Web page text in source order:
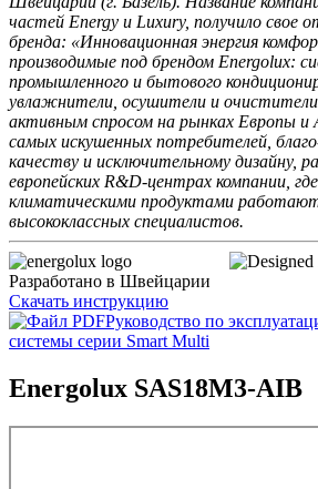
частей Energy и Luxury, получило свое
бренда: «Инновационная энергия
производимые под брендом Energolux:
промышленного и бытового
увлажнители, осушители и очистители
активным спросом на рынках Европы и
самых искушенных потребителей,
качеству и исключительному дизайну,
европейских R&D-центрах компании,
климатическими продуктами
высококлассных специалистов.
Разработано в Швейцарии
Скачать инструкцию
Руководство по
системы серии Smart Multi
Energolux SAS18M3-AIB